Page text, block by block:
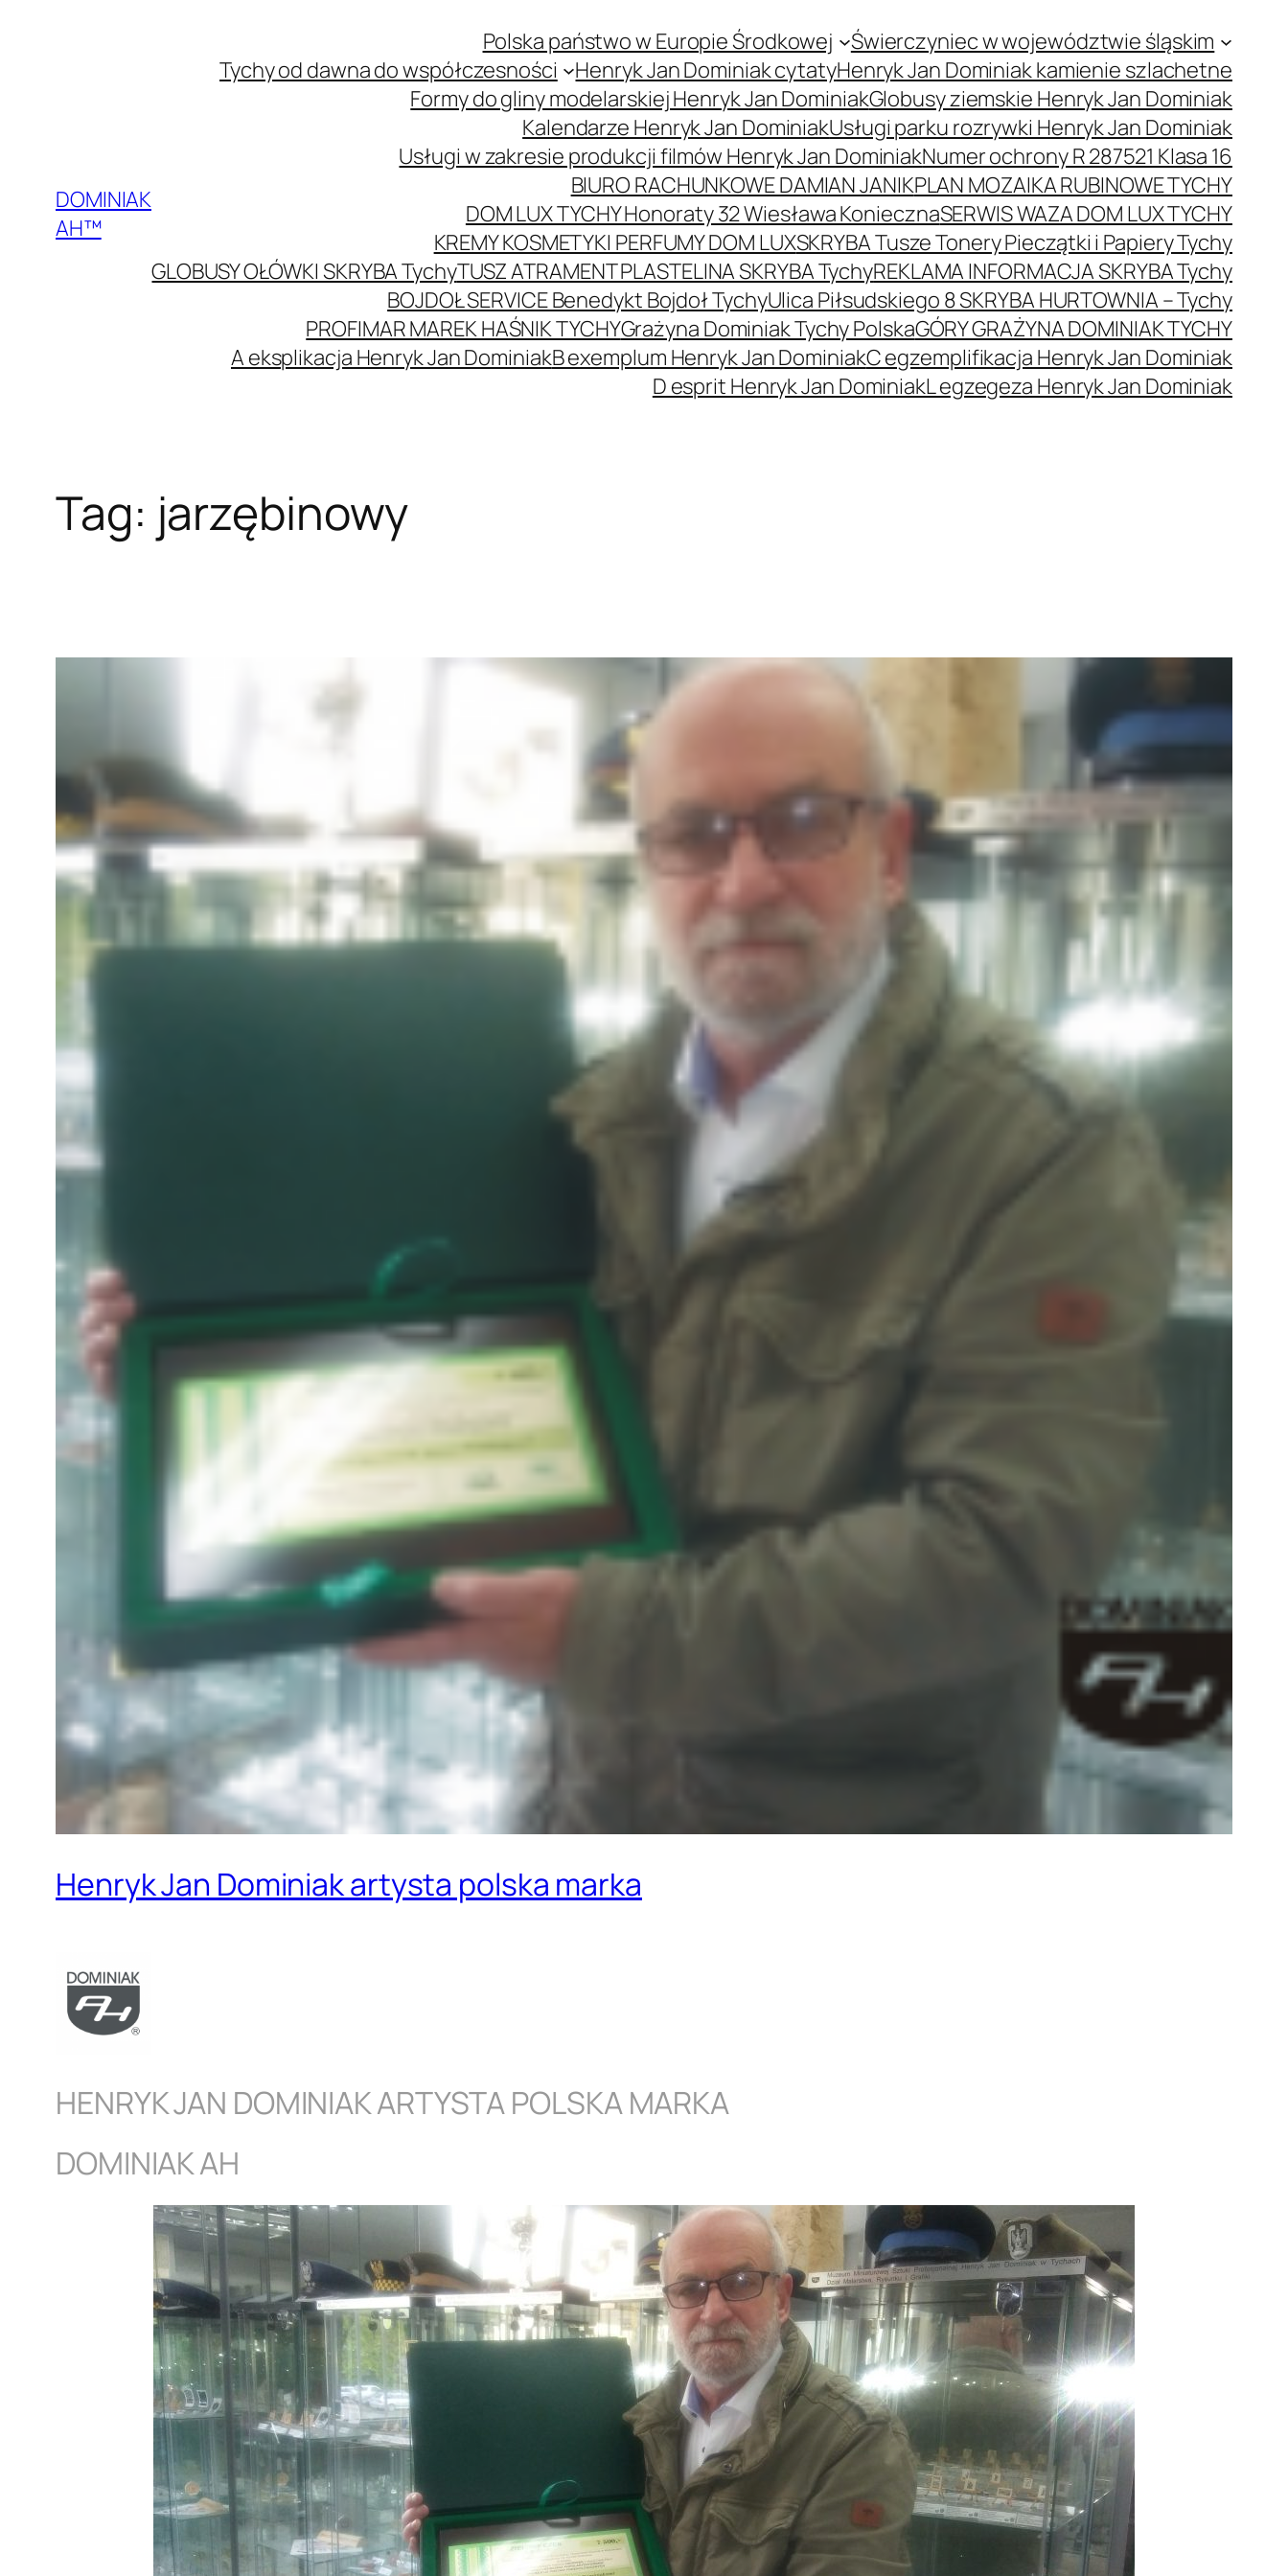
DOMINIAK
AH™
Polska państwo w Europie Środkowej
Świerczyniec w województwie śląskim
Tychy od dawna do współczesności
Henryk Jan Dominiak cytatyHenryk Jan Dominiak kamienie szlachetne
Formy do gliny modelarskiej Henryk Jan DominiakGlobusy ziemskie Henryk Jan Dominiak
Kalendarze Henryk Jan DominiakUsługi parku rozrywki Henryk Jan Dominiak
Usługi w zakresie produkcji filmów Henryk Jan DominiakNumer ochrony R 287521 Klasa 16
BIURO RACHUNKOWE DAMIAN JANIKPLAN MOZAIKA RUBINOWE TYCHY
DOM LUX TYCHY Honoraty 32 Wiesława KoniecznaSERWIS WAZA DOM LUX TYCHY
KREMY KOSMETYKI PERFUMY DOM LUXSKRYBA Tusze Tonery Pieczątki i Papiery Tychy
GLOBUSY OŁÓWKI SKRYBA TychyTUSZ ATRAMENT PLASTELINA SKRYBA TychyREKLAMA INFORMACJA SKRYBA Tychy
BOJDOŁ SERVICE Benedykt Bojdoł TychyUlica Piłsudskiego 8 SKRYBA HURTOWNIA – Tychy
PROFIMAR MAREK HAŚNIK TYCHYGrażyna Dominiak Tychy PolskaGÓRY GRAŻYNA DOMINIAK TYCHY
A eksplikacja Henryk Jan DominiakB exemplum Henryk Jan DominiakC egzemplifikacja Henryk Jan Dominiak
D esprit Henryk Jan DominiakL egzegeza Henryk Jan Dominiak
Tag: jarzębinowy
Henryk Jan Dominiak artysta polska marka
HENRYK JAN DOMINIAK ARTYSTA POLSKA MARKA
DOMINIAK AH